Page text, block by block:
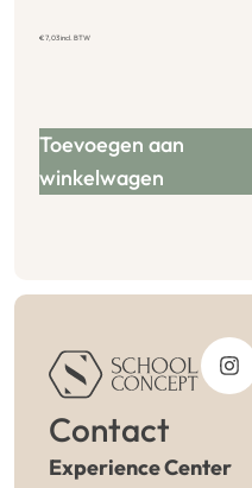
€7,03incl. BTW
Toevoegen aan
winkelwagen
Contact
Experience Center